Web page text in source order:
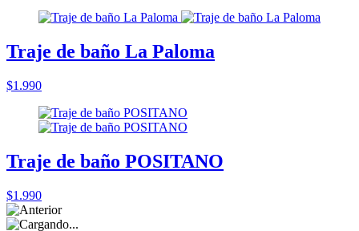
Traje de baño La Paloma
$1.990
Traje de baño POSITANO
$1.990